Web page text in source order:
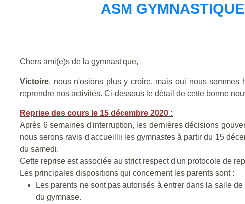
ASM
Chers ami(e)s de la gymnastique,
Victoire, nous n'osions plus y croire, mais oui nous
reprendre nos activités. Ci-dessous le détail de cette bonne
Reprise des cours le 15 décembre 2020 :
Après 6 semaines d'interruption, les dernières décisions
nous serons ravis d'accueillir les gymnastes à partir du 15
du samedi.
Cette reprise est associée au strict respect d'un protocole de
Les principales dispositions qui concernent les parents sont :
Les parents ne sont pas autorisés à entrer dans la salle
du gymnase.